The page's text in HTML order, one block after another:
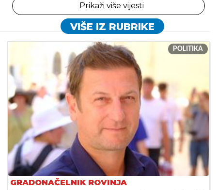
Prikaži više vijesti
VIŠE IZ RUBRIKE
POLITIKA
GRADONAČELNIK ROVINJA